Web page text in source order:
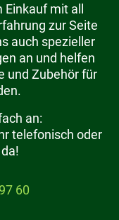
mit all
zur Seite
auch spezieller
an und helfen
und Zubehör für
an:
telefonisch oder
60